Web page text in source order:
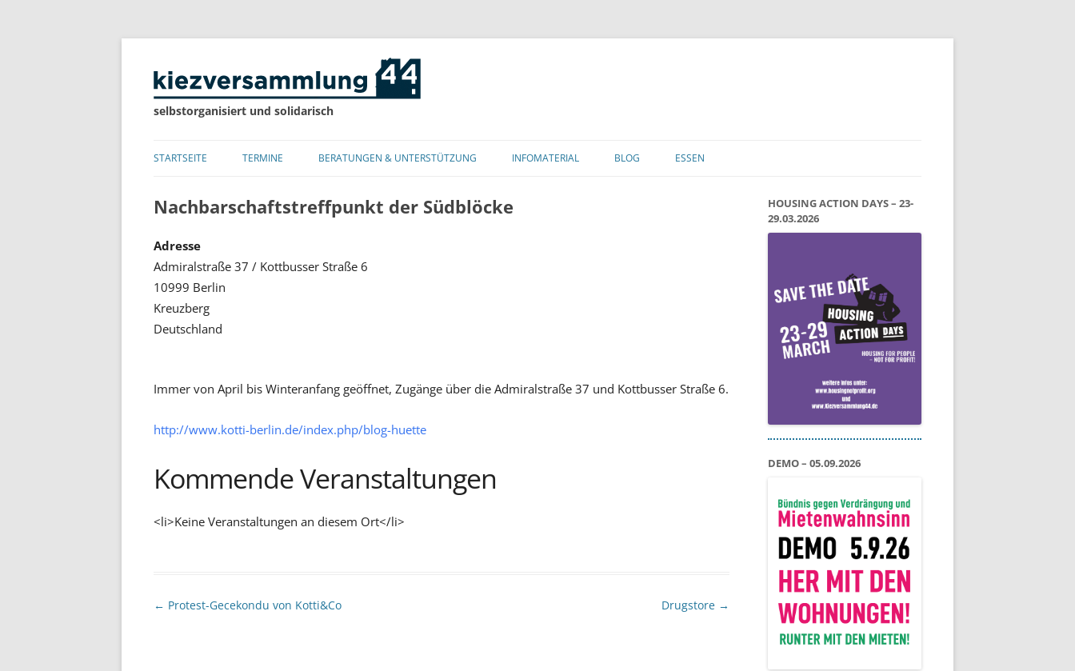
selbstorganisiert und solidarisch
Inhalt
STARTSEITE TERMINE BERATUNGEN & UNTERSTÜTZUNG INFOMATERIAL BLOG ESSEN
Nachbarschaftstreffpunkt der Südblöcke
Adresse
Admiralstraße 37 / Kottbusser Straße 6
10999 Berlin
Kreuzberg
Deutschland
Immer von April bis Winteranfang geöffnet, Zugänge über die Admiralstraße 37 und Kottbusser Straße 6.
http://www.kotti-berlin.de/index.php/blog-huette
Kommende Veranstaltungen
<li>Keine Veranstaltungen an diesem Ort</li>
Beitragsnavigation
← Protest-Gecekondu von Kotti&Co Drugstore →
HOUSING ACTION DAYS – 23-
29.03.2026
DEMO – 05.09.2026